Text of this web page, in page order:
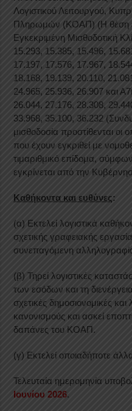
Λογιστικού Λειτουργού,
Πληρωμών (ΚΟΑΠ) (Η θέση
Εγκεκριμένη Μισθοδοτική
15.293, 15.385, 15.496,
17.197, 17.576, 17.967,
18.168, 19.139, 20.110,
24.965, 25.936, 26.907 και
26.044, 27.176, 28.308,
33.968, 35.100, 36.232
μισθοδοσία προστίθενται οι
που έχουν εγκριθεί με
τιμαριθμικό επίδομα,
εγκρίνεται από την
Καθήκοντα και ευθύνες:
(α) Εκτελεί λογιστικά
σχετικής γραφειακής
συνεπαγόμενη
(β) Τηρεί λογιστικές
των εσόδων και τη
σχετικές δημοσιονομικές και
κανονισμούς και ασκεί
δαπάνες του ΚΟΑΠ.
(γ) Εκτελεί οποιαδήποτε
Τελευταία ημερομηνία
Ιουνίου 2026.